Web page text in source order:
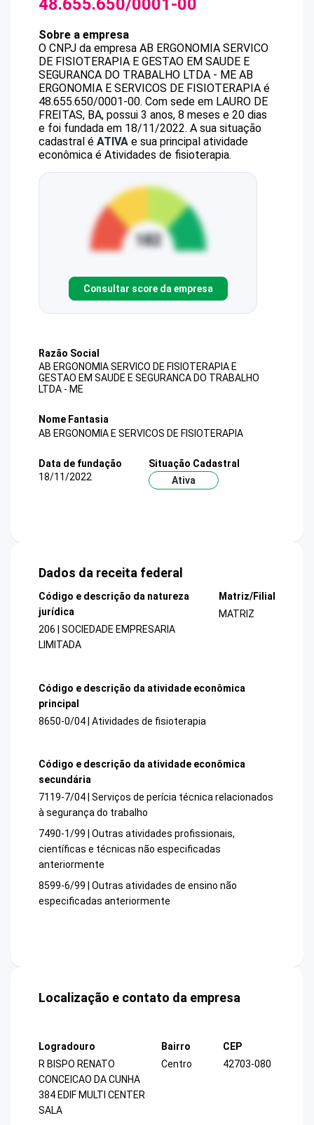
48.655.650/0001-00
Sobre a empresa
O CNPJ da empresa AB ERGONOMIA SERVICO
DE FISIOTERAPIA E GESTAO EM SAUDE E
SEGURANCA DO TRABALHO LTDA - ME AB
ERGONOMIA E SERVICOS DE FISIOTERAPIA é
48.655.650/0001-00. Com sede em LAURO DE
FREITAS, BA, possui 3 anos, 8 meses e 20 dias
e foi fundada em 18/11/2022. A sua situação
cadastral é ATIVA e sua principal atividade
econômica é Atividades de fisioterapia.
Consultar score da empresa
Razão Social
AB ERGONOMIA SERVICO DE FISIOTERAPIA E
GESTAO EM SAUDE E SEGURANCA DO TRABALHO
LTDA - ME
Nome Fantasia
AB ERGONOMIA E SERVICOS DE FISIOTERAPIA
Data de fundação
18/11/2022
Situação Cadastral
Ativa
Dados da receita federal
Código e descrição da natureza
jurídica
206 | SOCIEDADE EMPRESARIA
LIMITADA
Matriz/Filial
MATRIZ
Código e descrição da atividade econômica
principal
8650-0/04 | Atividades de fisioterapia
Código e descrição da atividade econômica
secundária
7119-7/04 | Serviços de perícia técnica relacionados
à segurança do trabalho
7490-1/99 | Outras atividades profissionais,
científicas e técnicas não especificadas
anteriormente
8599-6/99 | Outras atividades de ensino não
especificadas anteriormente
Localização e contato da empresa
Logradouro
R BISPO RENATO
CONCEICAO DA CUNHA
384 EDIF MULTI CENTER
SALA
Bairro
Centro
CEP
42703-080